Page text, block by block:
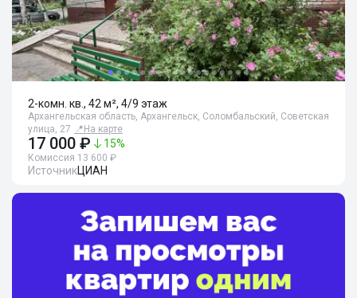
2-комн. кв., 42 м², 4/9 этаж
Архангельская область, Архангельск, Соломбальский, Советская
улица, 27 📍 На карте
17 000 ₽ 15%
Комиссия 13 600 ₽
ИсточникЦИАН